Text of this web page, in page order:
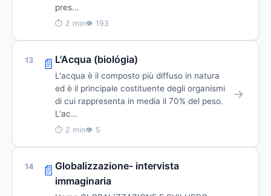
pres…
⏱ 2 min👁 193
13 📄 L'Acqua (biológia)
L'acqua è il composto più diffuso in natura
ed è il principale costituente degli organismi
di cui rappresenta in media il 70% del peso.
L'ac…
⏱ 2 min👁 5
→
14 📄 Globalizzazione- intervista
immaginaria